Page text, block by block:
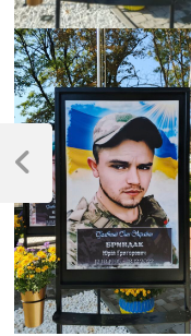
Навігація
записів
Previous